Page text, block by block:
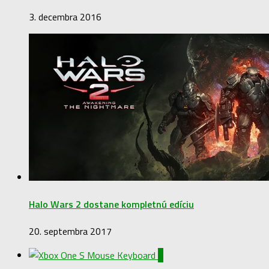
3. decembra 2016
Halo Wars 2 dostane kompletnú edíciu
20. septembra 2017